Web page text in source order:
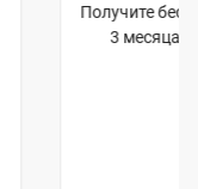
Получите
3 месяца